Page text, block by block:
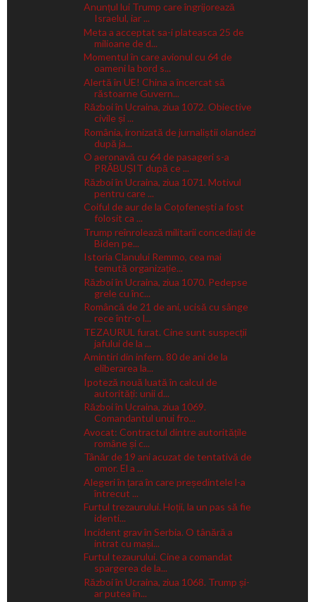
Anunțul lui Trump care îngrijorează
Israelul, iar ...
Meta a acceptat sa-i plateasca 25 de
milioane de d...
Momentul în care avionul cu 64 de
oameni la bord s...
Alertă în UE! China a încercat să
răstoarne Guvern...
Război în Ucraina, ziua 1072. Obiective
civile și ...
România, ironizată de jurnaliștii olandezi
după ja...
O aeronavă cu 64 de pasageri s-a
PRĂBUȘIT după ce ...
Război în Ucraina, ziua 1071. Motivul
pentru care ...
Coiful de aur de la Coțofenești a fost
folosit ca ...
Trump reînrolează militarii concediați de
Biden pe...
Istoria Clanului Remmo, cea mai
temută organizație...
Război în Ucraina, ziua 1070. Pedepse
grele cu înc...
Româncă de 21 de ani, ucisă cu sânge
rece într-o l...
TEZAURUL furat. Cine sunt suspecții
jafului de la ...
Amintiri din infern. 80 de ani de la
eliberarea la...
Ipoteză nouă luată în calcul de
autorități: unii d...
Război în Ucraina, ziua 1069.
Comandantul unui fro...
Avocat: Contractul dintre autoritățile
române și c...
Tânăr de 19 ani acuzat de tentativă de
omor. El a ...
Alegeri în țara în care președintele l-a
întrecut ...
Furtul trezaurului. Hoții, la un pas să fie
identi...
Incident grav în Serbia. O tânără a
intrat cu mași...
Furtul tezaurului. Cine a comandat
spargerea de la...
Război în Ucraina, ziua 1068. Trump și-
ar putea în...